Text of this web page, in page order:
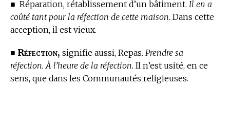
■ Réparation, rétablissement d’un bâtiment. Il en a
coûté tant pour la réfection de cette maison. Dans cette
acception, il est vieux.
■ Réfection, signifie aussi, Repas. Prendre sa
réfection. À l’heure de la réfection. Il n’est usité, en ce
sens, que dans les Communautés religieuses.